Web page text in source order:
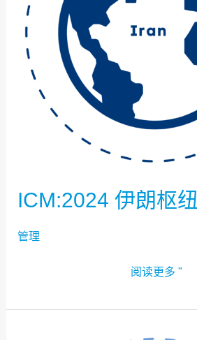
ICM:2024 伊朗枢纽
管理
阅读更多 "
ICM:2024